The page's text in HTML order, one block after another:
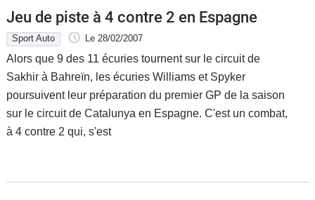
Jeu de piste à 4 contre 2 en Espagne
Sport Auto Le 28/02/2007
Alors que 9 des 11 écuries tournent sur le circuit de
Sakhir à Bahreïn, les écuries Williams et Spyker
poursuivent leur préparation du premier GP de la saison
sur le circuit de Catalunya en Espagne. C'est un combat,
à 4 contre 2 qui, s'est